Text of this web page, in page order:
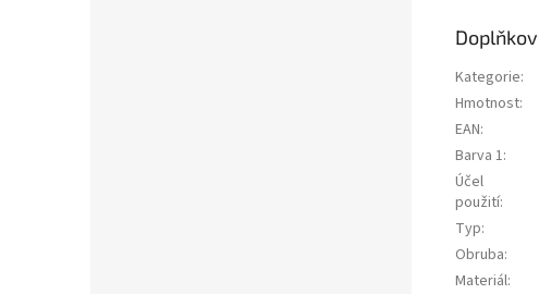
Kategorie:
Hmotnost:
EAN:
Barva 1:
Účel
použití:
Typ:
Obruba:
Materiál: